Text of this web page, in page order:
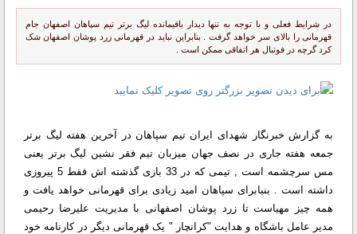
در شرایط فعلی و با توجه به تنها دیدار باقیمانده لیگ برتر تیم سپاهان اصفهان جام
قهرمانی را بالای سر خواهد گرفت . بنابراین نباید در قهرمانی زرد پوشان اصفهان شک
کرد گرچه در فوتبال هر اتفاقی ممکن است .
به گزارش خبرنگار شهدای ایران تیم سپاهان در آخرین هفته لیگ برتر
جمعه هفته جاری در نصف جهان میزبان تیم فقر نشین لیگ برتر یعنی
مس سرچشمه است , تیمی که در 33 بازی گذشته اش فقط 5 پیروزی
داشته است . بنبابرای سپاهان امید زیادی برای قهرمانی خواهد یافت و
همه چیز مهیاست تا زرد پوشان اصفهانی با مدیریت علیرضا رحیمی
مدیر عامل باشگاه و هدایت "‌کرانچار " یک قهرمانی دیگر در کارنامه خود